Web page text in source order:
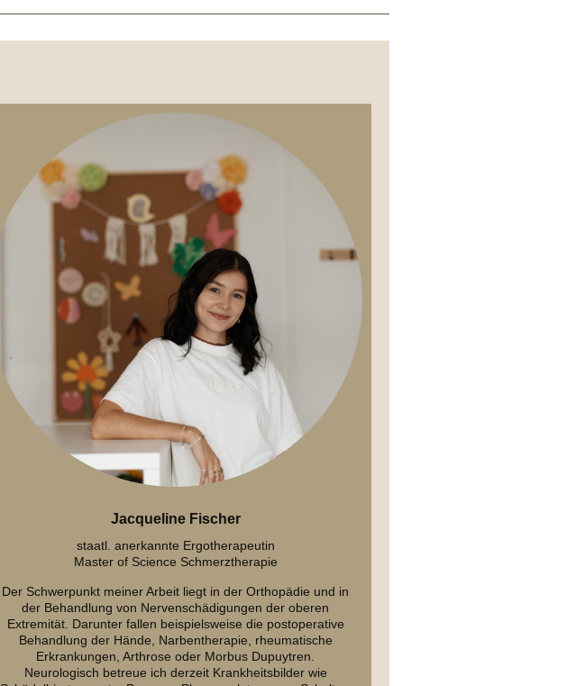
Jacqueline Fischer
staatl. anerkannte Ergotherapeutin
Master of Science Schmerztherapie
Der Schwerpunkt meiner Arbeit liegt in der Orthopädie und in
der Behandlung von Nervenschädigungen der oberen
Extremität. Darunter fallen beispielsweise die postoperative
Behandlung der Hände, Narbentherapie, rheumatische
Erkrankungen, Arthrose oder Morbus Dupuytren.
Neurologisch betreue ich derzeit Krankheitsbilder wie